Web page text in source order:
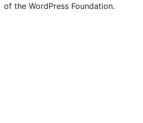
of the WordPress Foundation.